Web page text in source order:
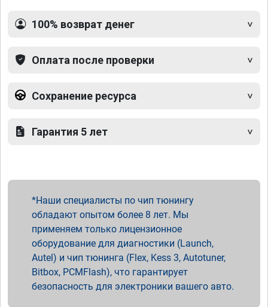
100% возврат денег
Оплата после проверки
Сохранение ресурса
Гарантия 5 лет
Наши специалисты по чип тюнингу
обладают опытом более 8 лет. Мы
применяем только лицензионное
оборудование для диагностики (Launch,
Autel) и чип тюнинга (Flex, Kess 3, Autotuner,
Bitbox, PCMFlash), что гарантирует
безопасность для электроники вашего авто.